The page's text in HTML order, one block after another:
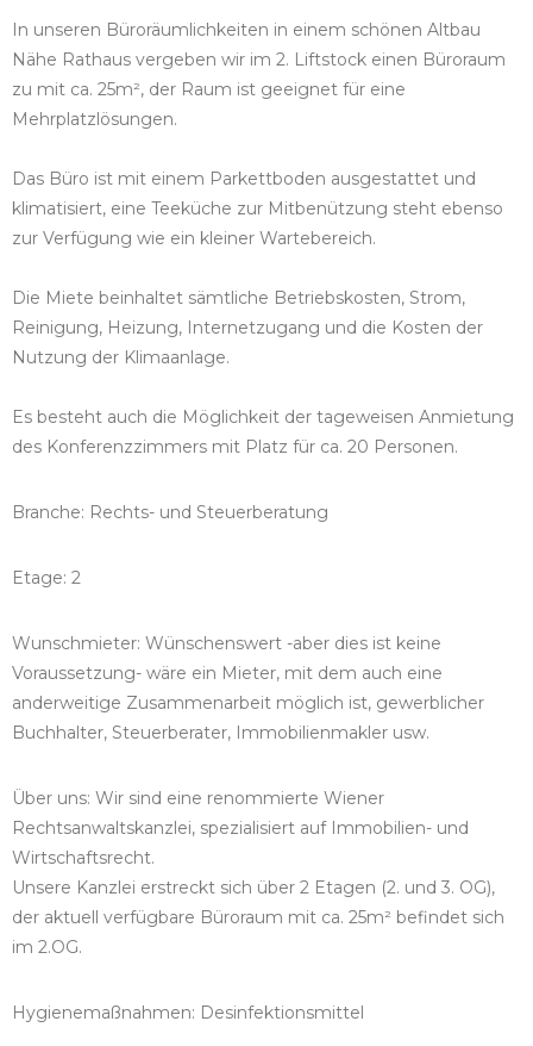
In unseren Büroräumlichkeiten in einem schönen Altbau
Nähe Rathaus vergeben wir im 2. Liftstock einen Büroraum
zu mit ca. 25m², der Raum ist geeignet für eine
Mehrplatzlösungen.
Das Büro ist mit einem Parkettboden ausgestattet und
klimatisiert, eine Teeküche zur Mitbenützung steht ebenso
zur Verfügung wie ein kleiner Wartebereich.
Die Miete beinhaltet sämtliche Betriebskosten, Strom,
Reinigung, Heizung, Internetzugang und die Kosten der
Nutzung der Klimaanlage.
Es besteht auch die Möglichkeit der tageweisen Anmietung
des Konferenzzimmers mit Platz für ca. 20 Personen.
Branche: Rechts- und Steuerberatung
Etage: 2
Wunschmieter: Wünschenswert -aber dies ist keine
Voraussetzung- wäre ein Mieter, mit dem auch eine
anderweitige Zusammenarbeit möglich ist, gewerblicher
Buchhalter, Steuerberater, Immobilienmakler usw.
Über uns: Wir sind eine renommierte Wiener
Rechtsanwaltskanzlei, spezialisiert auf Immobilien- und
Wirtschaftsrecht.
Unsere Kanzlei erstreckt sich über 2 Etagen (2. und 3. OG),
der aktuell verfügbare Büroraum mit ca. 25m² befindet sich
im 2.OG.
Hygienemaßnahmen: Desinfektionsmittel